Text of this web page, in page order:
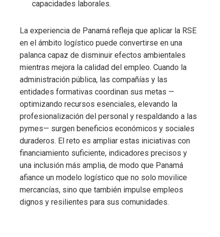
capacidades laborales.
La experiencia de Panamá refleja que aplicar la RSE
en el ámbito logístico puede convertirse en una
palanca capaz de disminuir efectos ambientales
mientras mejora la calidad del empleo. Cuando la
administración pública, las compañías y las
entidades formativas coordinan sus metas —
optimizando recursos esenciales, elevando la
profesionalización del personal y respaldando a las
pymes— surgen beneficios económicos y sociales
duraderos. El reto es ampliar estas iniciativas con
financiamiento suficiente, indicadores precisos y
una inclusión más amplia, de modo que Panamá
afiance un modelo logístico que no solo movilice
mercancías, sino que también impulse empleos
dignos y resilientes para sus comunidades.